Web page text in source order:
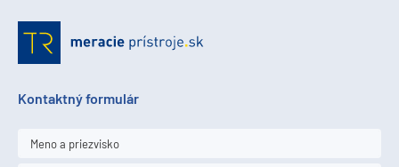
Kontaktný formulár